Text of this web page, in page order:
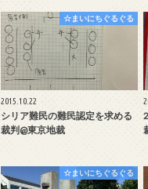
☆まいにちぐるぐる
2015.10.22
シリア難民の難民認定を求める
裁判@東京地裁
☆まいにちぐるぐる